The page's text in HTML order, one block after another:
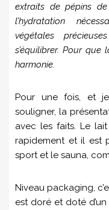
extraits de pépins
l’hydratation
végétales
s’équilibrer. Pour
harmonie.
Pour une fois, et
souligner, la
avec les faits. Le
rapidement et il est
sport et le sauna,
Niveau packaging,
est doré et doté